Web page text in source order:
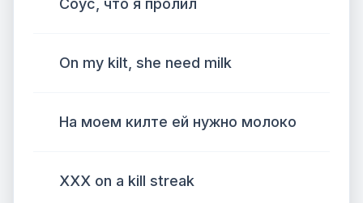
Соус, что я пролил
On my kilt, she need milk
На моем килте ей нужно молоко
XXX on a kill streak